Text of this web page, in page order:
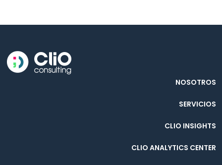
NOSOTROS
SERVICIOS
CLIO INSIGHTS
CLIO ANALYTICS CENTER